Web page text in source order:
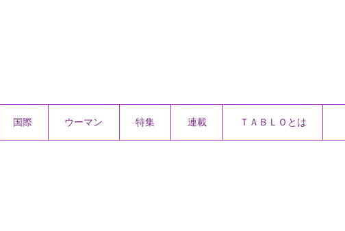
国際 ウーマン 特集 連載 ＴＡＢＬＯとは